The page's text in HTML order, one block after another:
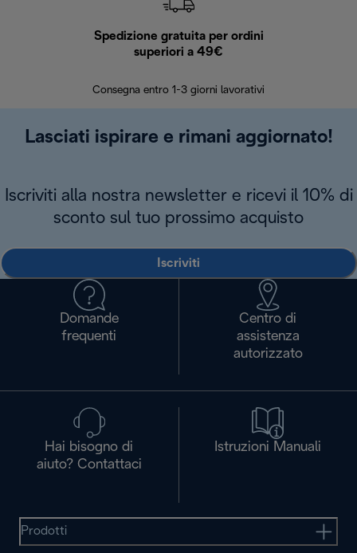
Spedizione gratuita per ordini
superiori a 49€
Consegna entro 1-3 giorni lavorativi
Lasciati ispirare e rimani aggiornato!
Iscriviti alla nostra newsletter e ricevi il 10% di
sconto sul tuo prossimo acquisto
Iscriviti
Domande
frequenti
Centro di
assistenza
autorizzato
Hai bisogno di
aiuto? Contattaci
Istruzioni Manuali
Prodotti